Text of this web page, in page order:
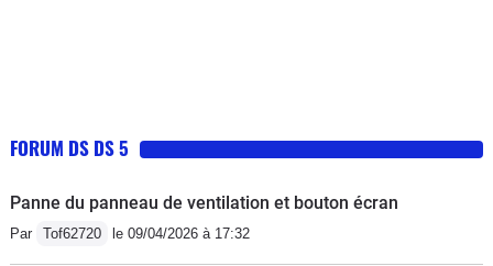
FORUM DS DS 5
Panne du panneau de ventilation et bouton écran
Par Tof62720 le 09/04/2026 à 17:32